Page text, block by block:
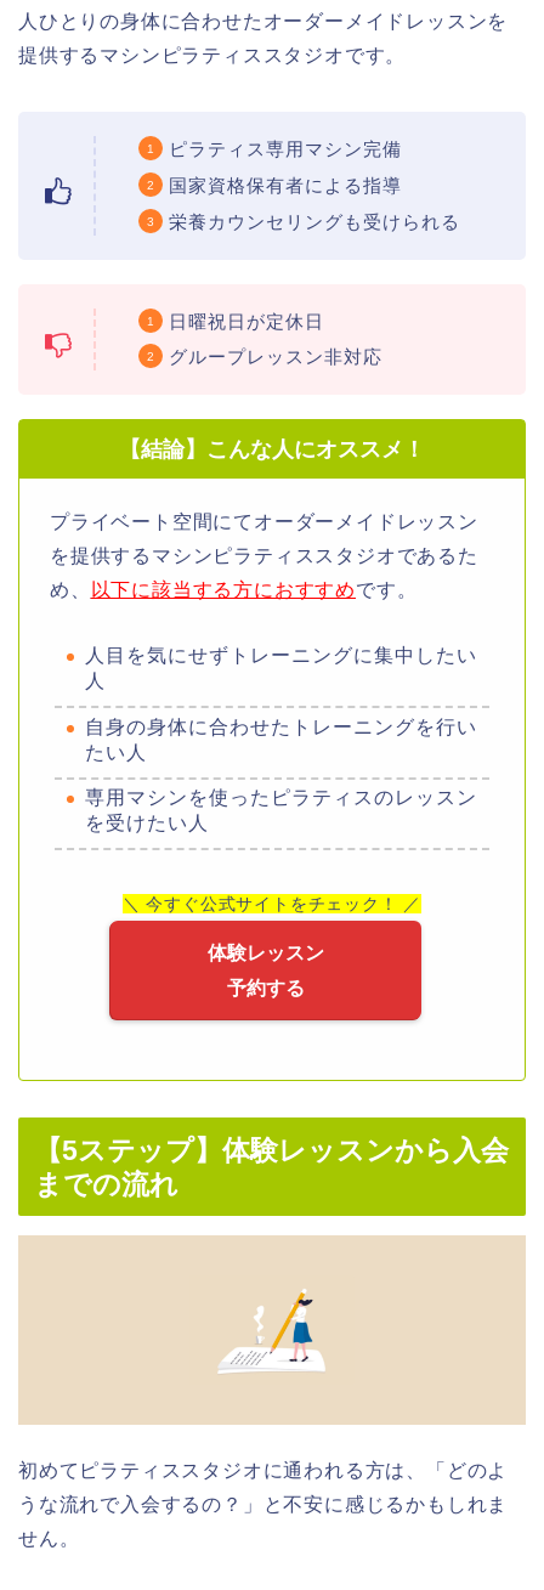
人ひとりの身体に合わせたオーダーメイドレッスンを
提供するマシンピラティススタジオです。
ピラティス専用マシン完備
国家資格保有者による指導
栄養カウンセリングも受けられる
日曜祝日が定休日
グループレッスン非対応
【結論】こんな人にオススメ！
プライベート空間にてオーダーメイドレッスン
を提供するマシンピラティススタジオであるた
め、
以下に該当する方におすすめです。
人目を気にせずトレーニングに集中したい
人
自身の身体に合わせたトレーニングを行い
たい人
専用マシンを使ったピラティスのレッスン
を受けたい人
＼ 今すぐ公式サイトをチェック！ ／
体験レッスン
予約する
【5ステップ】体験レッスンから入会
までの流れ
初めてピラティススタジオに通われる方は、「どのよ
うな流れで入会するの？」と不安に感じるかもしれま
せん。